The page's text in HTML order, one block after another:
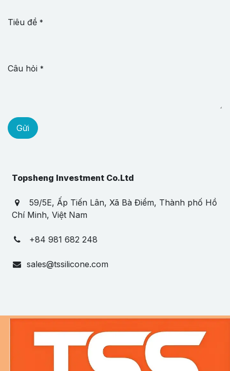
Tiêu đề *
Câu hỏi *
Gửi
Topsheng Investment Co.Ltd
59/5E, Ấp Tiến Lân, Xã Bà Điểm, Thành phố Hồ
Chí Minh, Việt Nam
+84 981 682 248
sales@tssilicone.com